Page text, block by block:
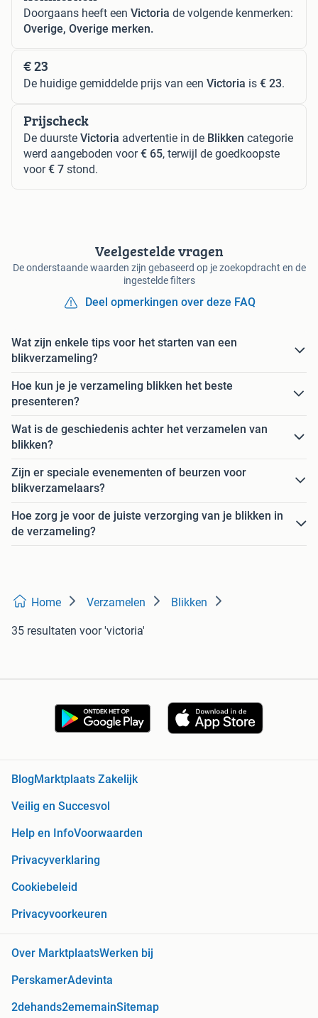
Doorgaans heeft een Victoria de volgende kenmerken:
Overige, Overige merken.
€ 23
De huidige gemiddelde prijs van een Victoria is € 23.
Prijscheck
De duurste Victoria advertentie in de Blikken categorie
werd aangeboden voor€ 65, terwijl de goedkoopste
voor€ 7 stond.
Veelgestelde vragen
De onderstaande waarden zijn gebaseerd op je zoekopdracht en de
ingestelde filters
Deel opmerkingen over deze FAQ
Wat zijn enkele tips voor het starten van een
blikverzameling?
Hoe kun je je verzameling blikken het beste
presenteren?
Wat is de geschiedenis achter het verzamelen van
blikken?
Zijn er speciale evenementen of beurzen voor
blikverzamelaars?
Hoe zorg je voor de juiste verzorging van je blikken in
de verzameling?
Home Verzamelen Blikken
35 resultaten voor 'victoria'
Blog Marktplaats Zakelijk
Veilig en Succesvol
Help en InfoVoorwaarden
Privacyverklaring
Cookiebeleid
Privacyvoorkeuren
Over MarktplaatsWerken bij
PerskamerAdevinta
2dehands2ememainSitemap